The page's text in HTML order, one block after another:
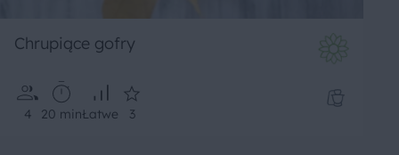
Chrupiące gofry
4 20 minŁatwe 3